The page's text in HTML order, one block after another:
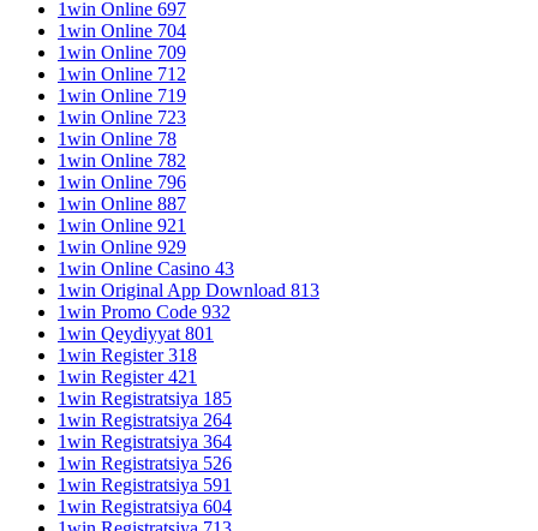
1win Online 697
1win Online 704
1win Online 709
1win Online 712
1win Online 719
1win Online 723
1win Online 78
1win Online 782
1win Online 796
1win Online 887
1win Online 921
1win Online 929
1win Online Casino 43
1win Original App Download 813
1win Promo Code 932
1win Qeydiyyat 801
1win Register 318
1win Register 421
1win Registratsiya 185
1win Registratsiya 264
1win Registratsiya 364
1win Registratsiya 526
1win Registratsiya 591
1win Registratsiya 604